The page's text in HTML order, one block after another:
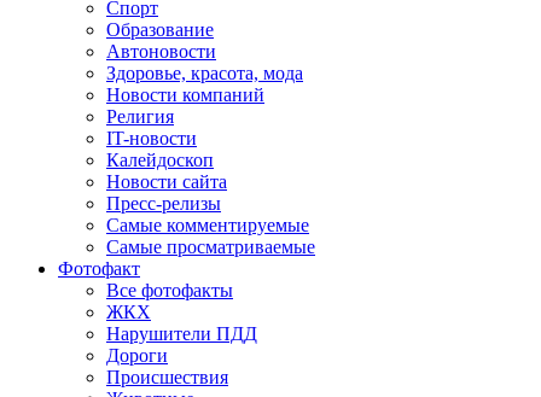
Спорт
Образование
Автоновости
Здоровье, красота, мода
Новости компаний
Религия
IT-новости
Калейдоскоп
Новости сайта
Пресс-релизы
Самые комментируемые
Самые просматриваемые
Фотофакт
Все фотофакты
ЖКХ
Нарушители ПДД
Дороги
Происшествия